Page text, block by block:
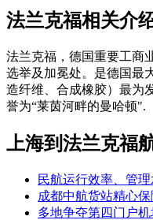
法兰克福相关介
法兰克福，德国重要工商
选举及加冕处。是德国最
造纤维、合成橡胶）最为
誉为“莱茵河畔的曼哈顿".
上海到法兰克福
民航运行效率、管
成都中航货站精心保
多地争夺第四门户机